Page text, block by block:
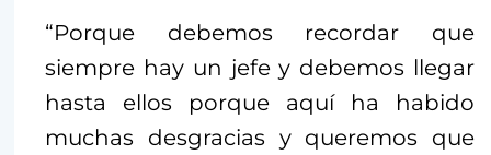
“Porque debemos recordar que
siempre hay un jefe y debemos llegar
hasta ellos porque aquí ha habido
muchas desgracias y queremos que